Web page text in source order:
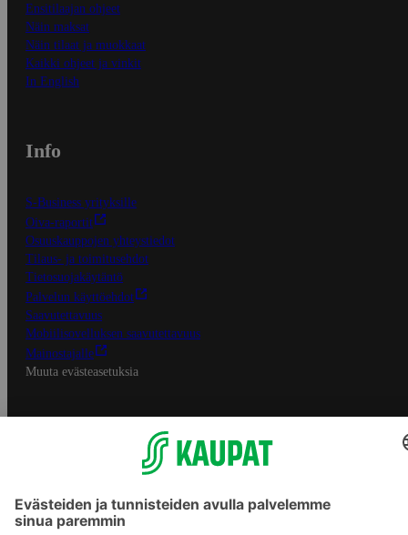
Ensitilaajan ohjeet
Näin maksat
Näin tilaat ja muokkaat
Kaikki ohjeet ja vinkit
In English
Info
S-Business yrityksille
Oiva-raportit
Osuuskauppojen yhteystiedot
Tilaus- ja toimitusehdot
Tietosuojakäytäntö
Palvelun käyttöehdot
Saavutettavuus
Mobiilisovelluksen saavutettavuus
Mainostajalle
Muuta evästeasetuksia
S-ryhmän palvelut
Asiakasomistajuus